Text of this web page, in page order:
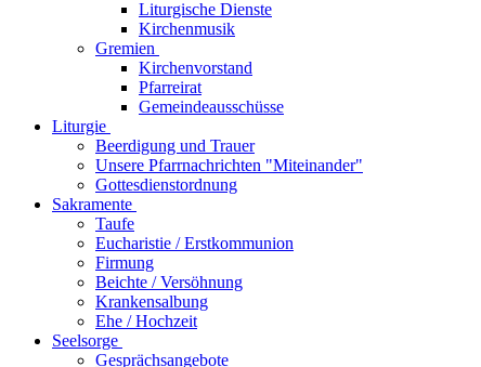
Liturgische Dienste
Kirchenmusik
Gremien
Kirchenvorstand
Pfarreirat
Gemeindeausschüsse
Liturgie
Beerdigung und Trauer
Unsere Pfarrnachrichten "Miteinander"
Gottesdienstordnung
Sakramente
Taufe
Eucharistie / Erstkommunion
Firmung
Beichte / Versöhnung
Krankensalbung
Ehe / Hochzeit
Seelsorge
Gesprächsangebote